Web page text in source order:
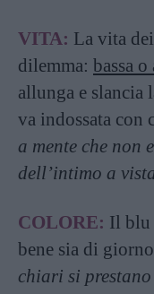
VITA: La vita
dilemma: bassa o
allunga e slancia
va indossata con
a mente che non
dell’intimo a
COLORE: Il blu
bene sia di
chiari si